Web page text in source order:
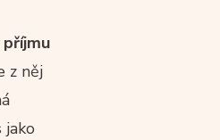
z něj
jako